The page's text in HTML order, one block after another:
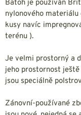
Batoh je používán
nylonového
kusy navíc
terénu ).
Je velmi prostorný a
jeho prostornost
jsou speciálně
Zánovní-používané